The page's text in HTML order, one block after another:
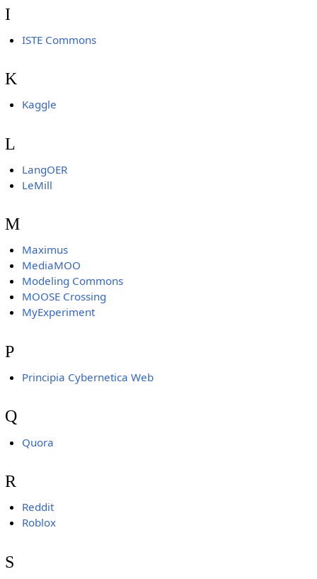
I
ISTE Commons
K
Kaggle
L
LangOER
LeMill
M
Maximus
MediaMOO
Modeling Commons
MOOSE Crossing
MyExperiment
P
Principia Cybernetica Web
Q
Quora
R
Reddit
Roblox
S